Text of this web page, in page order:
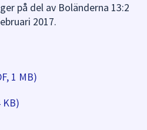
på del av Boländerna 13:2
2017.
1 MB)
KB)